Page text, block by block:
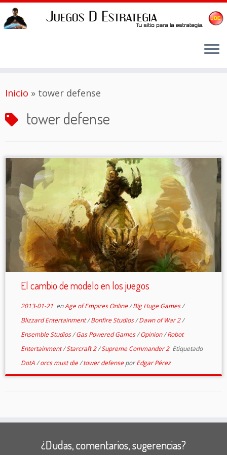
alInicio » tower defense
tower defense
El cambio de modelo en los juegos
2013-01-21enAge of Empires Online/Big Huge Games/
Blizzard Entertainment/Bonfire Studios/Dawn of War 2/
Ensemble Studios/Gas Powered Games/Opinion/Robot
Entertainment/Starcraft 2/Supreme Commander 2 Etiquetado
DotA/orcs must die/tower defenseporEdgar Pérez
¿Dudas, comentarios, sugerencias?